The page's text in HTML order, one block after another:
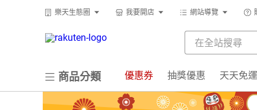
樂天生態圈 我要開店 網站導覽
商品分類 優惠券 抽獎優惠 天天免運